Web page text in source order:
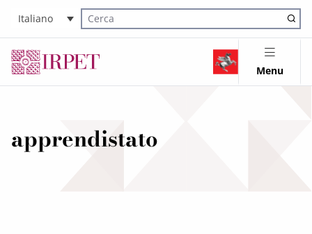
Italiano
Cerca nel sito
Menu
apprendistato